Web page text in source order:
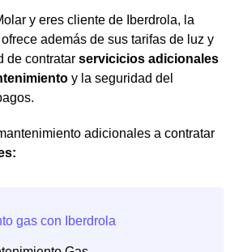
y eres cliente de Iberdrola, la
además de sus tarifas de luz y
de contratar servicicios adicionales
y la seguridad del
adicionales a contratar